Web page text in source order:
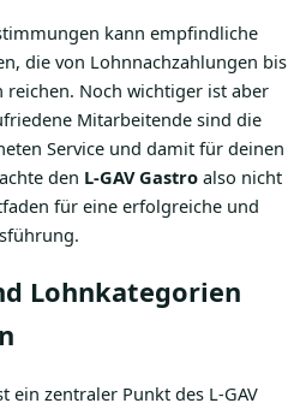
kann empfindliche
die von Lohnnachzahlungen bis
Noch wichtiger ist aber
Mitarbeitende sind die
Service und damit für deinen
den L-GAV Gastro also nicht
für eine erfolgreiche und
Lohnkategorien
ein zentraler Punkt des L-GAV